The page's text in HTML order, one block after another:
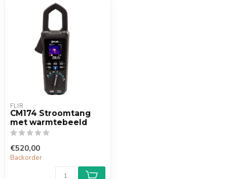
FLIR
CM174 Stroomtang
met warmtebeeld
€520,00
Backorder